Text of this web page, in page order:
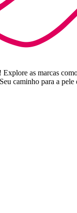
as marcas
caminho para a